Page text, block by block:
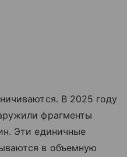
В 2025 году
фрагменты
Эти единичные
в объемную